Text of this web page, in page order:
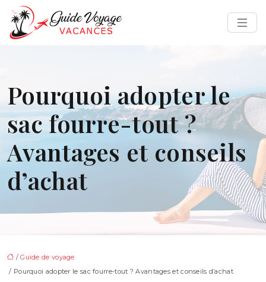
Pourquoi adopter le
sac fourre-tout ?
Avantages et conseils
d’achat
/Guide de voyage
/ Pourquoi adopter le sac fourre-tout ? Avantages et conseils d’achat